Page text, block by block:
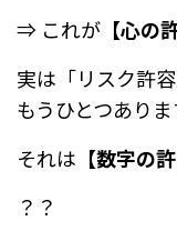
⇒ これが 【心の
実は「リスク許
もうひとつありま
それは 【数字の
？？